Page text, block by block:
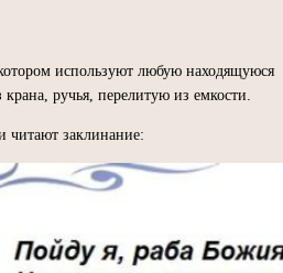
используют любую находящуюся
ручья, перелитую из емкости.
читают заклинание: